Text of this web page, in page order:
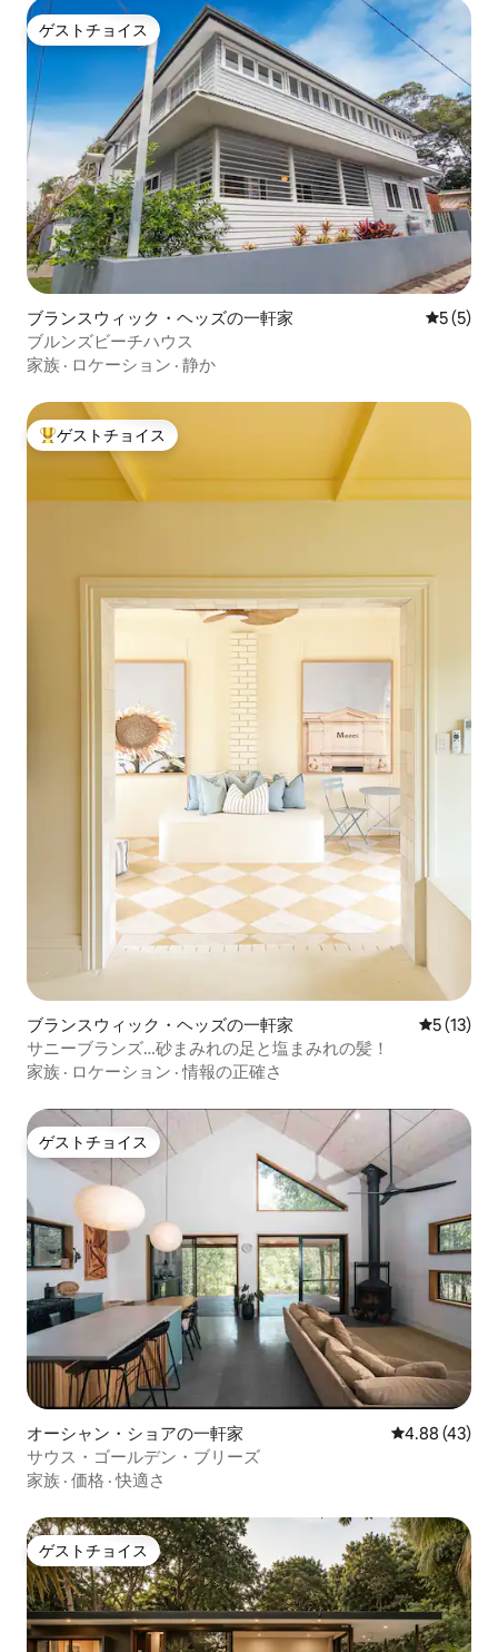
ゲストチョイス
ゲストチョイス
ブランスウィック・ヘッズの一軒家 レビュー
5 (5)
ブルンズビーチハウス
家族 · ロケーション · 静か
大好評のゲストチョイスです。
ゲストチョイス
ブランスウィック・ヘッズの一軒家 レビュー
5 (13)
サニーブランズ…砂まみれの足と塩まみれの髪！
家族 · ロケーション ·情報の正確さ
ゲストチョイス
ゲストチョイス
オーシャン・ショアの一軒家 レビュー43
4.88 (43)
サウス・ゴールデン・ブリーズ
家族 · 価格 ·快適さ
ゲストチョイス
ゲストチョイス